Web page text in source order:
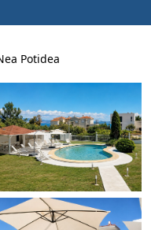
Potidea